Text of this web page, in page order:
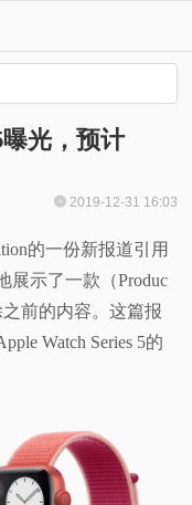
光，预计
2019-12-31 16:03
的一份新报道引用
展示了一款（Produc
前的内容。这篇报
Watch Series 5的